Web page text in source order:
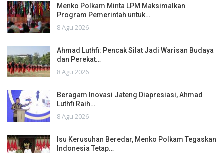
Menko Polkam Minta LPM Maksimalkan
Program Pemerintah untuk…
8 Agu 2026
Ahmad Luthfi: Pencak Silat Jadi Warisan Budaya
dan Perekat…
8 Agu 2026
Beragam Inovasi Jateng Diapresiasi, Ahmad
Luthfi Raih…
8 Agu 2026
Isu Kerusuhan Beredar, Menko Polkam Tegaskan
Indonesia Tetap…